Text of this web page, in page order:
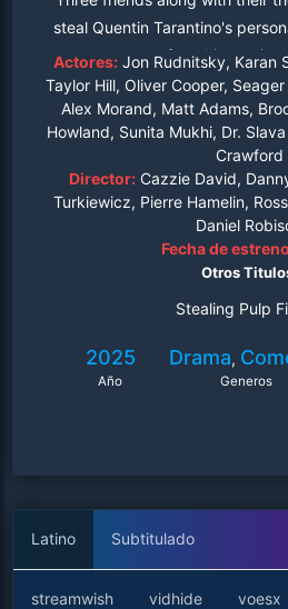
steal Quentin Tarantino's
from his movie
Actores: Jon Rudnitsky, Karan
Taylor Hill, Oliver Cooper,
Alex Morand, Matt Adams,
Howland, Sunita Mukhi, Dr.
Crawford
Director: Cazzie David,
Turkiewicz, Pierre Hamelin,
Daniel
Fecha de
Otros
Stealing Pulp
2025
Año
Drama,
Generos
Latino Subtitulado
streamwish vidhide voesx